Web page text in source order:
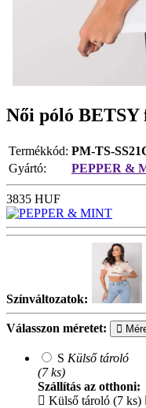
Női póló BETSY
Termékkód: PM-TS-
Gyártó:
PEPPER &
3835 HUF
Színváltozatok:
Válasszon méretet:
S Külső tároló
(7 ks)
Szállítás az otthoni:
Külső tároló (7 ks)